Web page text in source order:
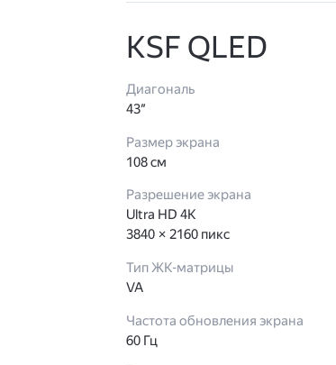
KSF QLED
Диагональ
43″
Размер экрана
108 см
Разрешение экрана
Ultra HD 4K
3840 × 2160 пикс
Тип ЖК-матрицы
VA
Частота обновления экрана
60 Гц